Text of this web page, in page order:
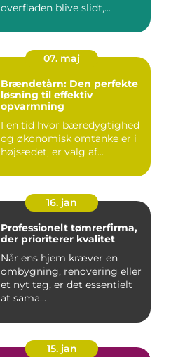
overfladen blive slidt,...
07. maj
Brændetårn: Den perfekte
løsning til effektiv
opvarmning
I en tid hvor bæredygtighed
og økonomisk omtanke er i
højsædet, er valg af...
16. jan
Professionelt tømrerfirma,
der prioriterer kvalitet
Når ens hjem kræver en
ombygning, renovering eller
et nyt tag, er det essentielt
at sama...
15. jan